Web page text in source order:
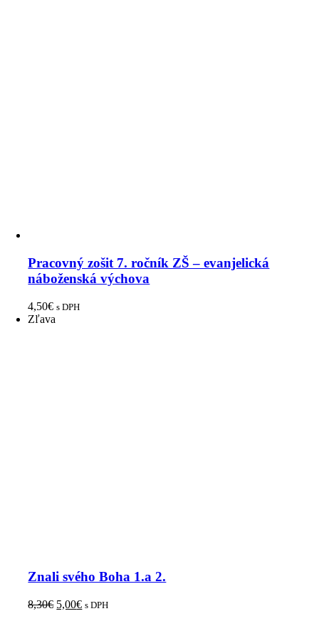
Pracovný zošit 7. ročník ZŠ – evanjelická
náboženská výchova
4,50€ s DPH
Zľava
Znali svého Boha 1.a 2.
8,30€ 5,00€ s DPH